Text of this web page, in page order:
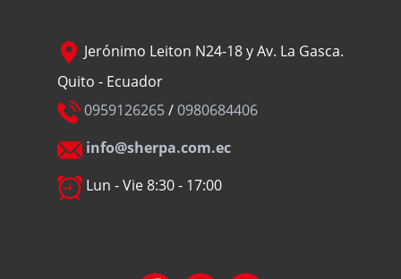
Jerónimo Leiton N24-18 y Av. La Gasca.
Quito - Ecuador
0959126265/0980684406
info@sherpa.com.ec
Lun - Vie 8:30 - 17:00